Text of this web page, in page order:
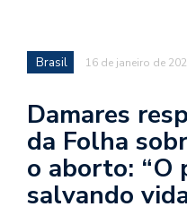
Brasil 16 de janeiro de
Damares
da Folha
o aborto: “O
salvando